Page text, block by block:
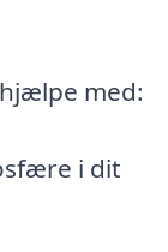
med:
i dit